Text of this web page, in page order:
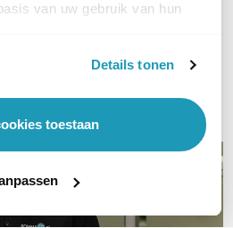
van uw gebruik van hun
Details tonen
toestaan
onze experts!